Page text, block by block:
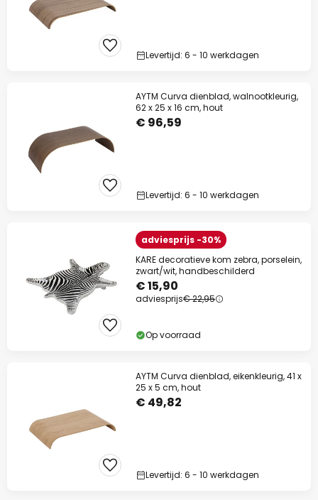
Levertijd: 6 - 10 werkdagen
AYTM Curva dienblad, walnootkleurig,
62 x 25 x 16 cm, hout
€ 96,59
Levertijd: 6 - 10 werkdagen
adviesprijs -30%
KARE decoratieve kom zebra, porselein,
zwart/wit, handbeschilderd
€ 15,90
adviesprijs€ 22,95
Op voorraad
AYTM Curva dienblad, eikenkleurig, 41 x
25 x 5 cm, hout
€ 49,82
Levertijd: 6 - 10 werkdagen
op bijna alles*
Nu besparen